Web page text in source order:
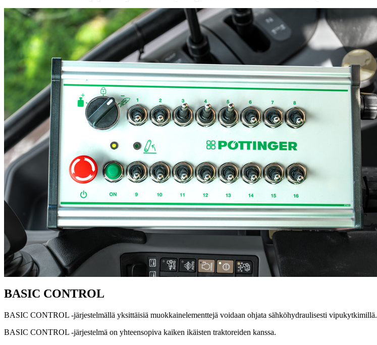
BASIC CONTROL
BASIC CONTROL -järjestelmällä yksittäisiä muokkainelementtejä voidaan ohjata sähköhydraulisesti vipukytkimillä.
BASIC CONTROL -järjestelmä on yhteensopiva kaiken ikäisten traktoreiden kanssa.